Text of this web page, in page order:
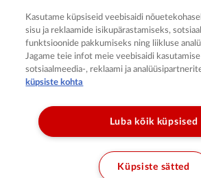
Kasutame küpsiseid veebisaidi
sisu ja reklaamide isikupärastamiseks,
funktsioonide pakkumiseks ning liikluse
Jagame teie infot meie veebisaidi
sotsiaalmeedia-, reklaami ja
küpsiste kohta
Luba kõik küpsised
Küpsiste sätted